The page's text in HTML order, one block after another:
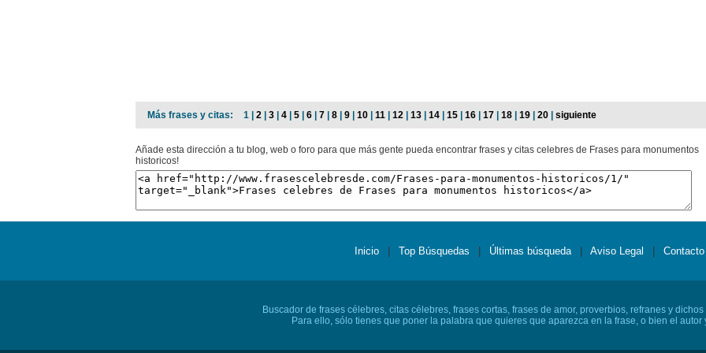
Más frases y citas: 1 | 2 3 4 5 6 7 8 9 10 11 12 13 14 15 16 17 18 19 20 siguiente
Añade esta dirección a tu blog, web o foro para que más gente pueda encontrar frases y citas celebres de Frases para monumentos
historicos!
Inicio Top Búsquedas Últimas búsqueda Aviso Legal Contacto
Buscador de frases célebres, citas célebres, frases cortas, frases de amor, proverbios, refranes y
Para ello, sólo tienes que poner la palabra que quieres que aparezca en la frase, o bien el autor